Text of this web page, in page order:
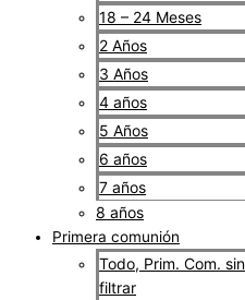
18 – 24 Meses
2 Años
3 Años
4 años
5 Años
6 años
7 años
8 años
Primera comunión
Todo, Prim. Com. sin
filtrar